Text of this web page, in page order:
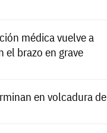
médica vuelve a
el brazo en grave
en volcadura de